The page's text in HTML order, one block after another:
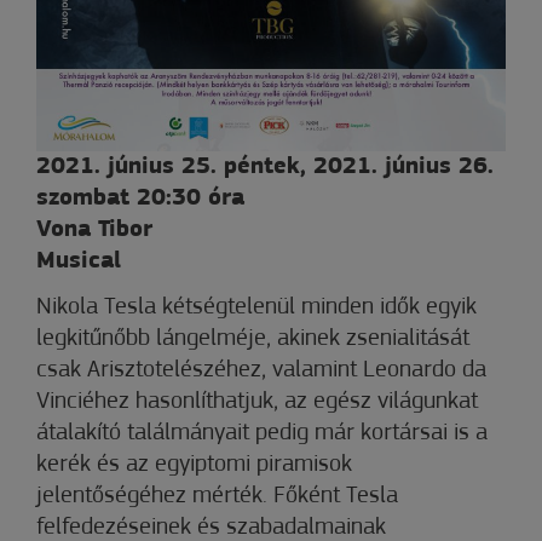
2021. június 25. péntek, 2021. június 26.
szombat 20:30 óra
Vona Tibor
Musical
Nikola Tesla kétségtelenül minden idők egyik
legkitűnőbb lángelméje, akinek zsenialitását
csak Arisztotelészéhez, valamint Leonardo da
Vinciéhez hasonlíthatjuk, az egész világunkat
átalakító találmányait pedig már kortársai is a
kerék és az egyiptomi piramisok
jelentőségéhez mérték. Főként Tesla
felfedezéseinek és szabadalmainak